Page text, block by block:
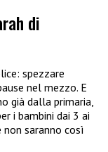
di
spezzare
nel mezzo. E
già dalla primaria,
i bambini dai 3 ai
saranno così